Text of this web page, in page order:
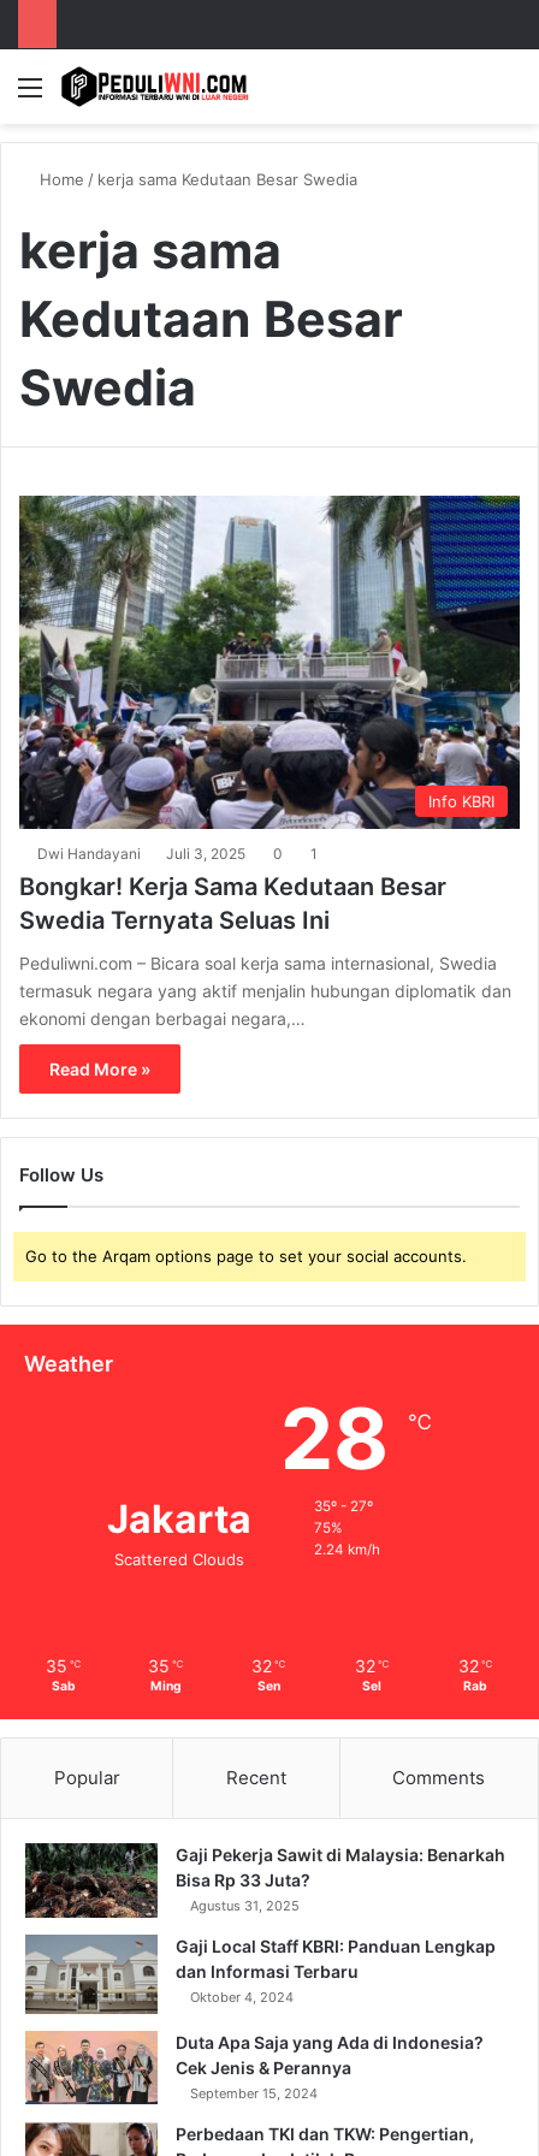
Menu
Home / kerja sama Kedutaan Besar Swedia
kerja sama
Kedutaan Besar
Swedia
Info KBRI
Dwi Handayani Juli 3, 2025 0 1
Bongkar! Kerja Sama Kedutaan Besar
Swedia Ternyata Seluas Ini
Peduliwni.com – Bicara soal kerja sama internasional, Swedia
termasuk negara yang aktif menjalin hubungan diplomatik dan
ekonomi dengan berbagai negara,…
Read More »
Follow Us
Go to the Arqam options page to set your social accounts.
Weather
Jakarta
Scattered Clouds
28 ℃
35º - 27º
75%
2.24 km/h
35 ℃
Sab
35 ℃
Ming
32 ℃
Sen
32 ℃
Sel
32 ℃
Rab
Popular Recent Comments
Gaji Pekerja Sawit di Malaysia: Benarkah
Bisa Rp 33 Juta?
Agustus 31, 2025
Gaji Local Staff KBRI: Panduan Lengkap
dan Informasi Terbaru
Oktober 4, 2024
Duta Apa Saja yang Ada di Indonesia?
Cek Jenis & Perannya
September 15, 2024
Perbedaan TKI dan TKW: Pengertian,